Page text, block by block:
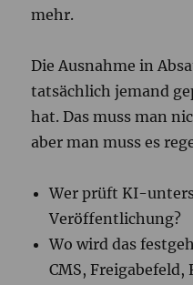
mehr.
Die Ausnahme in
tatsächlich jemand
hat. Das muss man
aber man muss es
Wer prüft KI-
Veröffentlichung?
Wo wird das
CMS,